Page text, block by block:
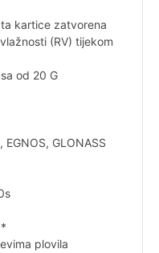
kartice zatvorena
(RV) tijekom
od 20 G
EGNOS, GLONASS
plovila